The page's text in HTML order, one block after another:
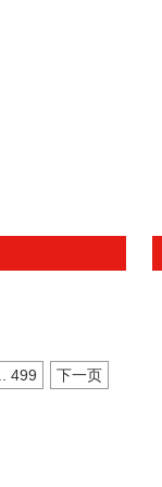
... 499 下一页